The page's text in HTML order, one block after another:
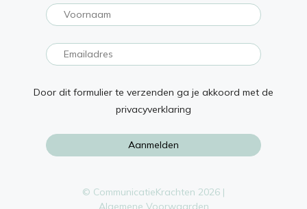
Door dit formulier te verzenden ga je akkoord met de
privacyverklaring
© CommunicatieKrachten 2026 |
Algemene Voorwaarden